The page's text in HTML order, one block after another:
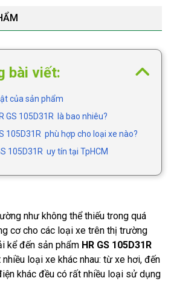
bài viết:
của sản phẩm
GS 105D31R là bao nhiêu?
105D31R phù hợp cho loại xe nào?
105D31R uy tín tại TpHCM
như không thể thiếu trong quá
cơ cho các loại xe trên thị trường
kể đến sản phẩm HR GS 105D31R
loại xe khác nhau: từ xe hơi, đến
khác đều có rất nhiều loại sử dụng